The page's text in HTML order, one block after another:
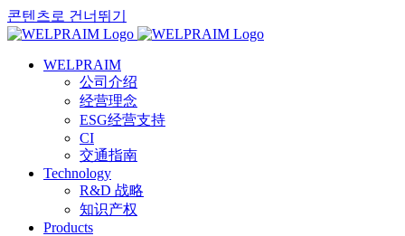
콘텐츠로 건너뛰기
WELPRAIM
公司介绍
经营理念
ESG经营支持
CI
交通指南
Technology
R&D 战略
知识产权
Products